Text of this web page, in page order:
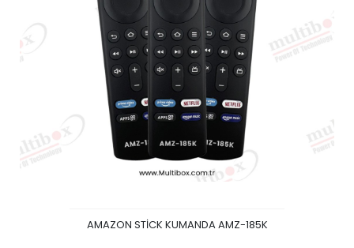
AMAZON STİCK KUMANDA AMZ-185K